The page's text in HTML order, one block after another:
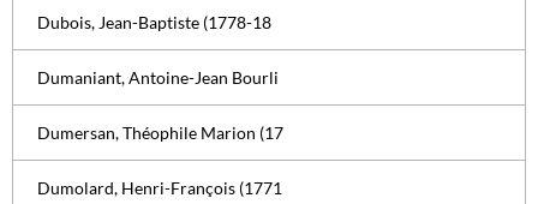
Dubois, Jean-Baptiste (1778-18
Dumaniant, Antoine-Jean Bourli
Dumersan, Théophile Marion (17
Dumolard, Henri-François (1771